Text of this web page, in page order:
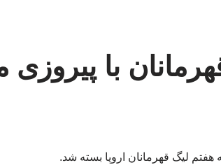
با پیروزی
هفتم لیگ قهرمانان اروپا بسته شد.